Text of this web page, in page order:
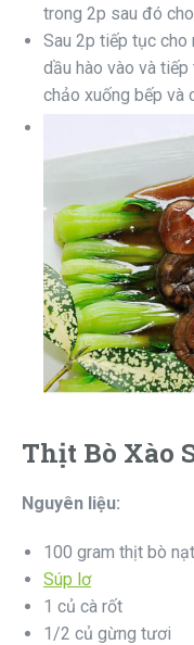
trong 2p sau đó
Sau 2p tiếp tục cho
dầu hào vào và
chảo xuống bếp và
Thịt Bò Xào
Nguyên liệu:
100 gram thịt bò nạt.
Súp lơ
1 củ cà rốt
1/2 củ gừng tươi